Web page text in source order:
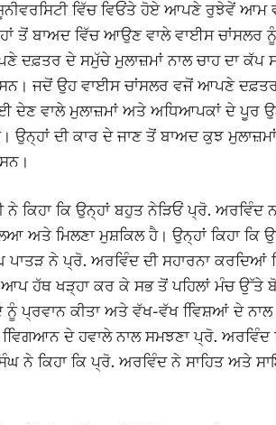
ਵਿੱਚ ਵਿਓਂਤੇ ਹੋਏ ਆਪਣੇ ਰੁਝੇਵੇਂ ਆਮ
ਤੋਂ ਬਾਅਦ ਵਿੱਚ ਆਉਣ ਵਾਲੇ ਵਾਈਸ ਚਾਂਸਲਰ
ਦੇ ਸਮੁੱਚੇ ਮੁਲਾਜ਼ਮਾਂ ਨਾਲ ਚਾਹ ਦਾ ਕੱਪ
ਸਨ। ਜਦੋਂ ਉਹ ਵਾਈਸ ਚਾਂਸਲਰ ਵਜੋਂ ਆਪਣੇ
ਦੇਣ ਵਾਲੇ ਮੁਲਾਜ਼ਮਾਂ ਅਤੇ ਅਧਿਆਪਕਾਂ ਦੇ ਪੂਰ
ਉਨ੍ਹਾਂ ਦੀ ਕਾਰ ਦੇ ਜਾਣ ਤੋਂ ਬਾਅਦ ਕੁਝ
ਕਿਹਾ ਕਿ ਉਨ੍ਹਾਂ ਬਹੁਤ ਨੇੜਿਓਂ ਪ੍ਰੋ. ਅਰਵਿੰਦ
ਅਤੇ ਮਿਲਣਾ ਮੁਸ਼ਕਿਲ ਹੈ। ਉਨ੍ਹਾਂ ਕਿਹਾ ਕਿ
ਨੇ ਪ੍ਰੋ. ਅਰਵਿੰਦ ਦੀ ਸਹਾਰਨਾ ਕਰਦਿਆਂ
ਹੱਥ ਖੜ੍ਹਾ ਕਰ ਕੇ ਸਭ ਤੋਂ ਪਹਿਲਾਂ ਮੰਚ
ਨੂੰ ਪ੍ਰਵਾਨ ਕੀਤਾ ਅਤੇ ਵੱਖ-ਵੱਖ ਵਿਿਸ਼ਆਂ ਦੇ
ਦੇ ਹਵਾਲੇ ਨਾਲ ਸਮਝਣਾ ਪ੍ਰੋ. ਅਰਵਿੰਦ
ਨੇ ਕਿਹਾ ਕਿ ਪ੍ਰੋ. ਅਰਵਿੰਦ ਨੇ ਸਾਹਿਤ ਅਤੇ